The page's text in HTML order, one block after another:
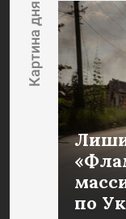
Картина дня
по